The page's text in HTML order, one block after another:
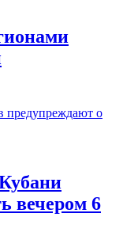
вечером 6